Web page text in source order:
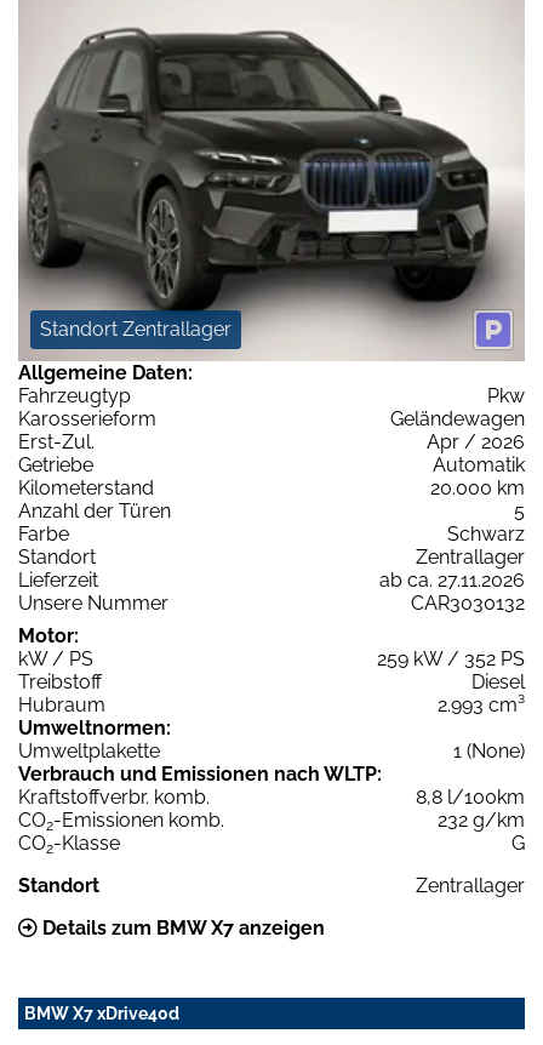
Standort Zentrallager
Allgemeine Daten:
Fahrzeugtyp
Pkw
Karosserieform
Geländewagen
Erst-Zul.
Apr / 2026
Getriebe
Automatik
Kilometerstand
20.000 km
Anzahl der Türen
5
Farbe
Schwarz
Standort
Zentrallager
Lieferzeit
ab ca. 27.11.2026
Unsere Nummer
CAR3030132
Motor:
kW / PS
259 kW / 352 PS
Treibstoff
Diesel
Hubraum
2.993 cm³
Umweltnormen:
Umweltplakette
1 (None)
Verbrauch und Emissionen nach WLTP:
Kraftstoffverbr. komb.
8,8 l/100km
CO2-Emissionen komb.
232 g/km
CO2-Klasse
G
Standort
Zentrallager
Details zum BMW X7 anzeigen
BMW X7 xDrive40d